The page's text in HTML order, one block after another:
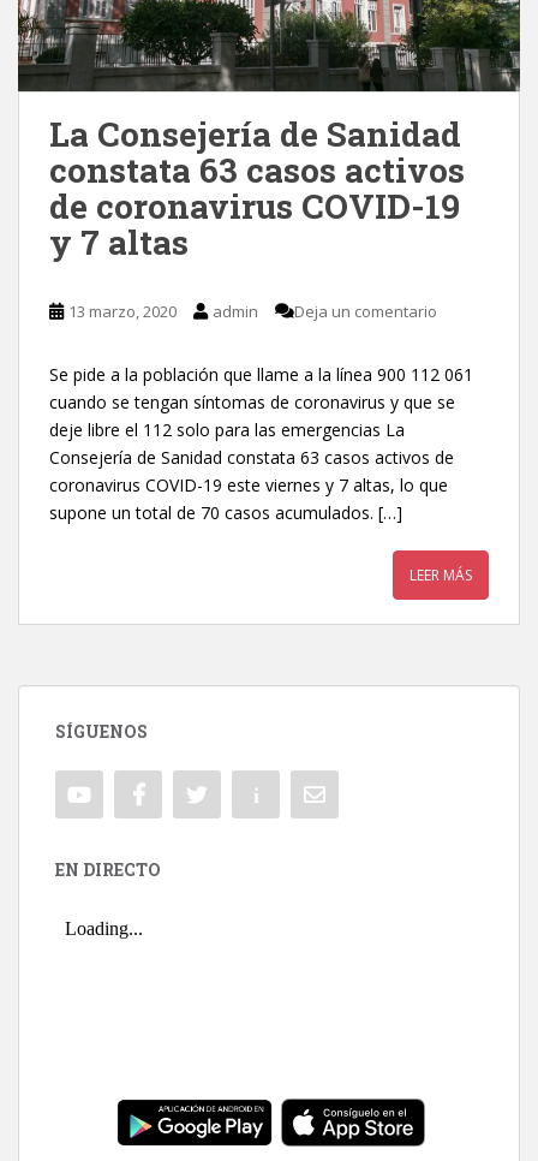
La Consejería de Sanidad
constata 63 casos activos
de coronavirus COVID-19
y 7 altas
13 marzo, 2020 admin Deja un comentario
Se pide a la población que llame a la línea 900 112 061
cuando se tengan síntomas de coronavirus y que se
deje libre el 112 solo para las emergencias La
Consejería de Sanidad constata 63 casos activos de
coronavirus COVID-19 este viernes y 7 altas, lo que
supone un total de 70 casos acumulados. […]
LEER MÁS
SÍGUENOS
EN DIRECTO